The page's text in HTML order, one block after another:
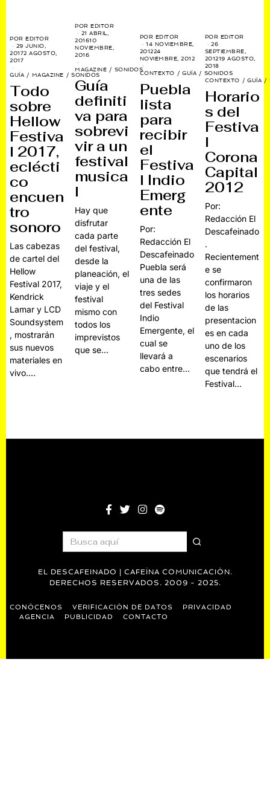
POREDITOR
29 JUNIO,
20172 AGOSTO,
2017
GUÍA / MAGAZINE / SONIDOS
Todo
sobre
Hellow
Festiva
l 2017,
eclécti
co
encuen
tro
sonoro
Las cabezas
de cartel del
Hellow
Festival 2017,
Kendrick
Lamar y LCD
Soundsystem
, mostrarán
sus nuevos
materiales en
vivo.…
POREDITOR
21 ABRIL,
201610
NOVIEMBRE,
2016
MAGAZINE / SONIDOS
Guía
definiti
va para
sobrevi
vir a un
festival
musica
l
Hay que
disfrutar
cada parte
del festival,
desde la
planeación, el
viaje y el
festival
mismo con
todos los
imprevistos
que se…
POR EDITOR
14 NOVIEMBRE,
201224
NOVIEMBRE, 2012
CONTEXTO / GUÍA / SONIDOS
Puebla
lista
para
recibir
el
Festiva
l Indio
Emerg
ente
Por:
Redacción El
Descafeinado
Puebla será
una de las
tres sedes
del Festival
Indio
Emergente, el
cual se
llevará a
cabo entre…
POR EDITOR
26
SEPTIEMBRE,
201219 AGOSTO,
2018
CONTEXTO / GUÍA /
Horario
s del
Festiva
l
Corona
Capital
2012
Por:
Redacción El
Descafeinado
.
Recientement
e se
confirmaron
los horarios
de las
presentacion
es en cada
uno de los
escenarios
que tendrá el
Festival…
EL DESCAFEINADO | CAFEÍNA COMUNICACIÓN.
DERECHOS RESERVADOS. 2009 - 2025.
CONÓCENOS VERIFICACIÓN DE DATOS
PRIVACIDAD
AGENCIA
PUBLICIDAD CONTACTO